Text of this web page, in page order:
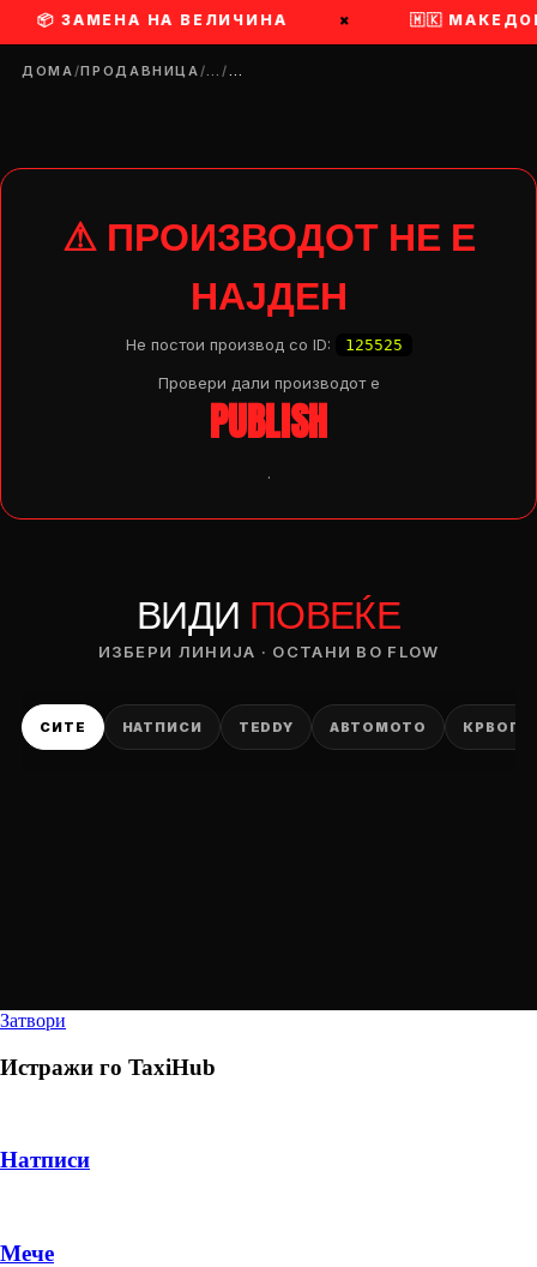
ЗАМЕНА НА ВЕЛИЧИНА 🇲🇰
ДОМА/ПРОДАВНИЦА/…/…
⚠ ПРОИЗВОДОТ НЕ Е
НАЈДЕН
Не постои производ со ID: 125525
Провери дали производот e
PUBLISH
.
ВИДИ ПОВЕЌЕ
ИЗБЕРИ ЛИНИЈА · ОСТАНИ ВО FLOW
СИТЕ НАТПИСИ TEDDY АВТОМОТО
Затвори
Истражи го TaxiHub
Натписи
Мече